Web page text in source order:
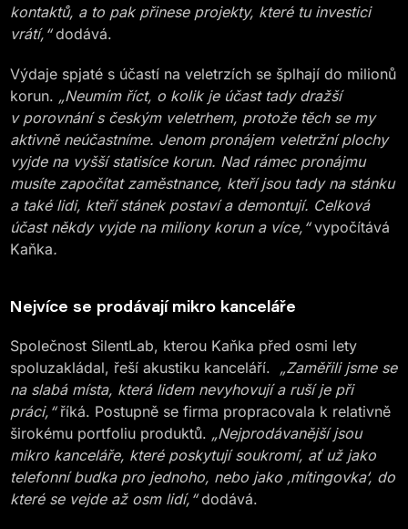
kontaktů, a to pak přinese projekty, které tu investici
vrátí,“dodává.
Výdaje spjaté s účastí na veletrzích se šplhají do milionů
korun. „Neumím říct, o kolik je účast tady dražší
v porovnání s českým veletrhem, protože těch se my
aktivně neúčastníme. Jenom pronájem veletržní plochy
vyjde na vyšší statisíce korun. Nad rámec pronájmu
musíte započítat zaměstnance, kteří jsou tady na stánku
a také lidi, kteří stánek postaví a demontují. Celková
účast někdy vyjde na miliony korun a více,“vypočítává
Kaňka.
Nejvíce se prodávají mikro kanceláře
Společnost SilentLab, kterou Kaňka před osmi lety
spoluzakládal, řeší akustiku kanceláří. „Zaměřili jsme se
na slabá místa, která lidem nevyhovují a ruší je při
práci,“říká. Postupně se firma propracovala k relativně
širokému portfoliu produktů. „Nejprodávanější jsou
mikro kanceláře, které poskytují soukromí, ať už jako
telefonní budka pro jednoho, nebo jako ‚mítingovka‘, do
které se vejde až osm lidí,“dodává.